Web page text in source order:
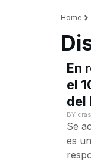
Home
En
el
del
BY
Se
es